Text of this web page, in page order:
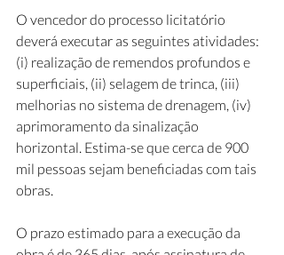
O vencedor do processo licitatório
deverá executar as seguintes atividades:
(i) realização de remendos profundos e
superficiais, (ii) selagem de trinca, (iii)
melhorias no sistema de drenagem, (iv)
aprimoramento da sinalização
horizontal. Estima-se que cerca de 900
mil pessoas sejam beneficiadas com tais
obras.
O prazo estimado para a execução da